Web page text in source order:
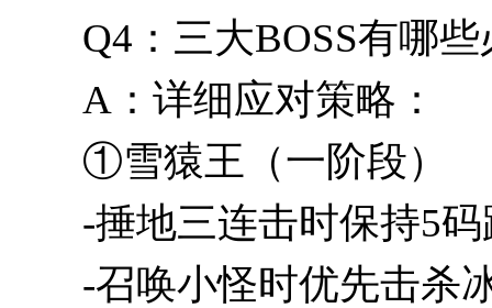
Q4：三大BOSS有哪
A：详细应对策略：
①雪猿王（一阶段）
-捶地三连击时保持5
-召唤小怪时优先击杀